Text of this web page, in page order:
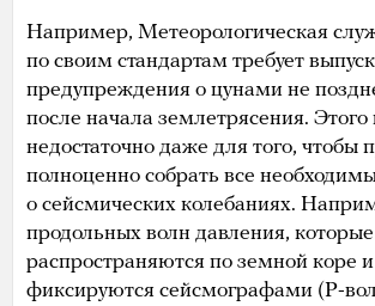
Например, Метеорологическая
по своим стандартам требует
предупреждения о цунами не
после начала землетрясения.
недостаточно даже для того, чтобы
полноценно собрать все
о сейсмических колебаниях.
продольных волн давления,
распространяются по земной коре
фиксируются сейсмографами (P-